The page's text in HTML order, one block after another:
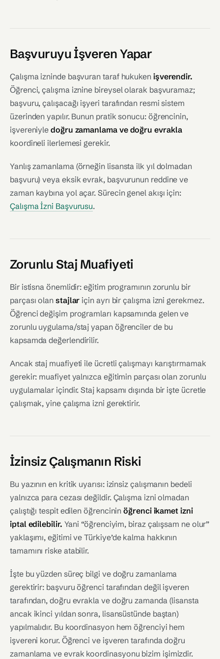
Başvuruyu İşveren Yapar
Çalışma izninde başvuran taraf hukuken işverendir.
Öğrenci, çalışma iznine bireysel olarak başvuramaz;
başvuru, çalışacağı işyeri tarafından resmi sistem
üzerinden yapılır. Bunun pratik sonucu: öğrencinin,
işvereniyledoğru zamanlama ve doğru evrakla
koordineli ilerlemesi gerekir.
Yanlış zamanlama (örneğin lisansta ilk yıl dolmadan
başvuru) veya eksik evrak, başvurunun reddine ve
zaman kaybına yol açar. Sürecin genel akışı için:
Çalışma İzni Başvurusu.
Zorunlu Staj Muafiyeti
Bir istisna önemlidir: eğitim programının zorunlu bir
parçası olan stajlar için ayrı bir çalışma izni gerekmez.
Öğrenci değişim programları kapsamında gelen ve
zorunlu uygulama/staj yapan öğrenciler de bu
kapsamda değerlendirilir.
Ancak staj muafiyeti ile ücretli çalışmayı karıştırmamak
gerekir: muafiyet yalnızca eğitimin parçası olan zorunlu
uygulamalar içindir. Staj kapsamı dışında bir işte ücretle
çalışmak, yine çalışma izni gerektirir.
İzinsiz Çalışmanın Riski
Bu yazının en kritik uyarısı: izinsiz çalışmanın bedeli
yalnızca para cezası değildir. Çalışma izni olmadan
çalıştığı tespit edilen öğrencininöğrenci ikamet izni
iptal edilebilir. Yani “öğrenciyim, biraz çalışsam ne olur”
yaklaşımı, eğitimi ve Türkiye’de kalma hakkının
tamamını riske atabilir.
İşte bu yüzden süreç bilgi ve doğru zamanlama
gerektirir: başvuru öğrenci tarafından değil işveren
tarafından, doğru evrakla ve doğru zamanda (lisansta
ancak ikinci yıldan sonra, lisansüstünde baştan)
yapılmalıdır. Bu koordinasyon hem öğrenciyi hem
işvereni korur. Öğrenci ve işveren tarafında doğru
zamanlama ve evrak koordinasyonu bizim işimizdir.